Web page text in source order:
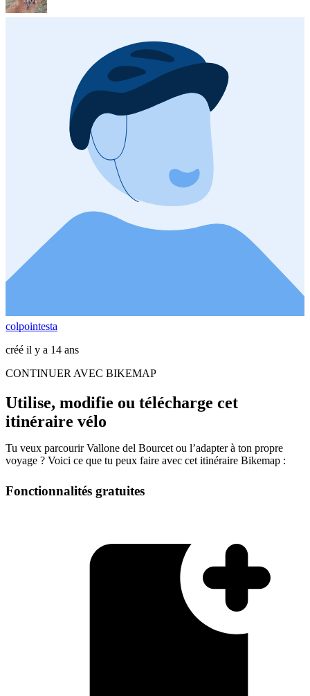
colpointesta
créé il y a 14 ans
CONTINUER AVEC BIKEMAP
Utilise, modifie ou télécharge cet
itinéraire vélo
Tu veux parcourir Vallone del Bourcet ou l’adapter à ton propre
voyage ? Voici ce que tu peux faire avec cet itinéraire Bikemap :
Fonctionnalités gratuites